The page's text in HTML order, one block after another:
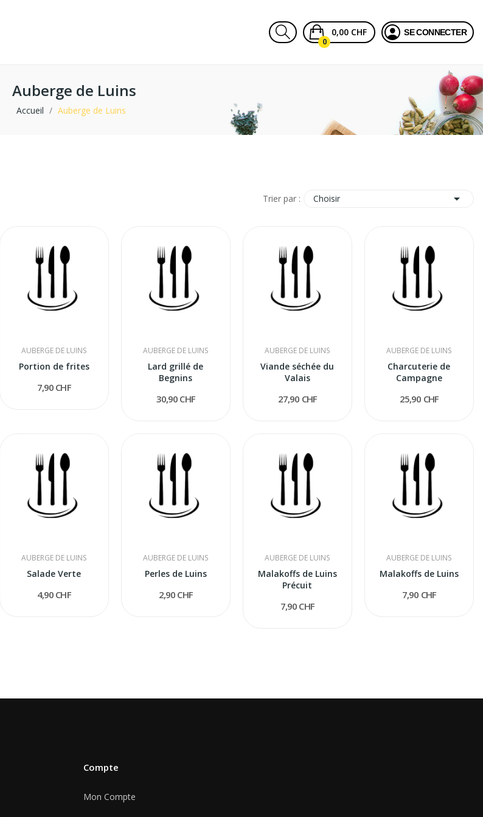
0,00 CHF
0
SE CONNECTER
Auberge de Luins
Accueil Auberge de Luins
Trier par : Choisir 
AUBERGE DE LUINS
Portion de frites
7,90 CHF
AUBERGE DE LUINS
Lard grillé de
Begnins
30,90 CHF
AUBERGE DE LUINS
Viande séchée du
Valais
27,90 CHF
AUBERGE DE LUINS
Charcuterie de
Campagne
25,90 CHF
AUBERGE DE LUINS
Salade Verte
4,90 CHF
AUBERGE DE LUINS
Perles de Luins
2,90 CHF
AUBERGE DE LUINS
Malakoffs de Luins
Précuit
7,90 CHF
AUBERGE DE LUINS
Malakoffs de Luins
7,90 CHF
Compte
Mon Compte